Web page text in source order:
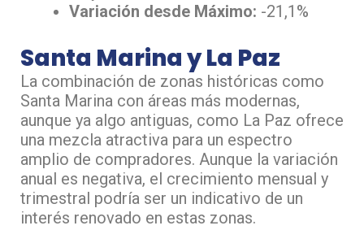
Variación desde Máximo: -21,1%
Santa Marina y La Paz
La combinación de zonas históricas como
Santa Marina con áreas más modernas,
aunque ya algo antiguas, como La Paz ofrece
una mezcla atractiva para un espectro
amplio de compradores. Aunque la variación
anual es negativa, el crecimiento mensual y
trimestral podría ser un indicativo de un
interés renovado en estas zonas.